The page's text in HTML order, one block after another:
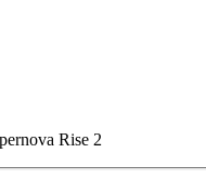
Rise 2